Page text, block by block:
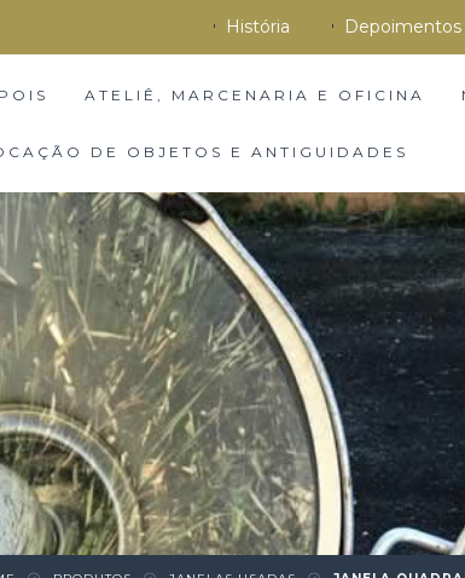
História Depoimentos
ATELIÊ, MARCENARIA E OFICINA
DE OBJETOS E ANTIGUIDADES